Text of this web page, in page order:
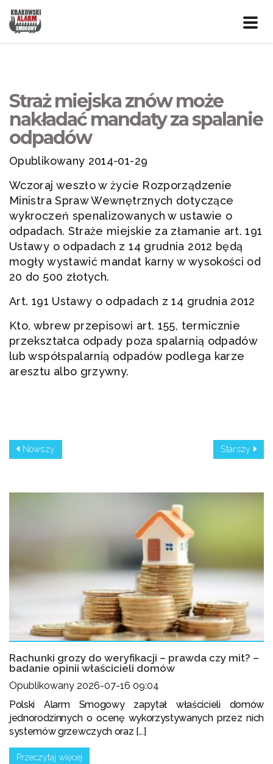
Straż miejska znów może
nakładać mandaty za spalanie
odpadów
Opublikowany 2014-01-29
Wczoraj weszło w życie Rozporządzenie
Ministra Spraw Wewnętrznych dotyczące
wykroczeń spenalizowanych w ustawie o
odpadach. Straże miejskie za złamanie art. 191
Ustawy o odpadach z 14 grudnia 2012 będą
mogły wystawić mandat karny w wysokości od
20 do 500 złotych.
Art. 191 Ustawy o odpadach z 14 grudnia 2012
Kto, wbrew przepisowi art. 155, termicznie
przekształca odpady poza spalarnią odpadów
lub współspalarnią odpadów podlega karze
aresztu albo grzywny.
Nowszy Starszy
Rachunki grozy do weryfikacji – prawda czy mit? –
badanie opinii właścicieli domów
Opublikowany 2026-07-16 09:04
Polski Alarm Smogowy zapytał właścicieli domów
jednorodzinnych o ocenę wykorzystywanych przez nich
systemów grzewczych oraz [...]
Przeczytaj więcej